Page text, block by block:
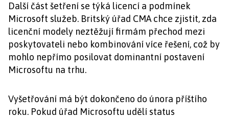
Další část šetření se týká licencí a podmínek
Microsoft služeb. Britský úřad CMA chce zjistit, zda
licenční modely neztěžují firmám přechod mezi
poskytovateli nebo kombinování více řešení, což by
mohlo nepřímo posilovat dominantní postavení
Microsoftu na trhu.
Vyšetřování má být dokončeno do února příštího
roku. Pokud úřad Microsoftu udělí status